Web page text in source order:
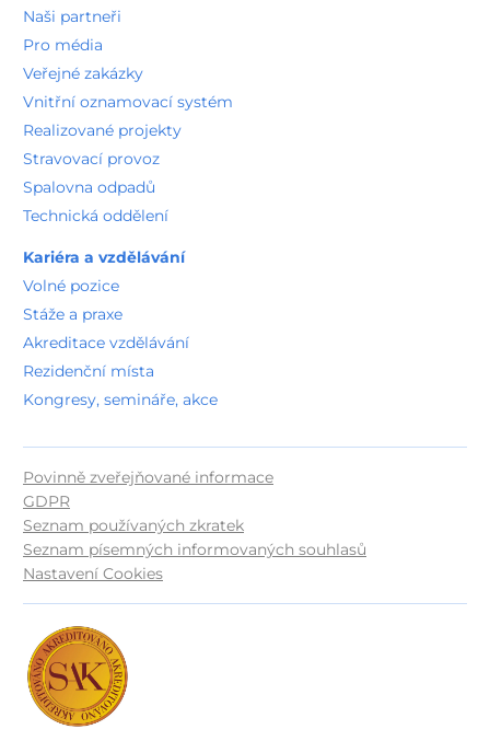
Naši partneři
Pro média
Veřejné zakázky
Vnitřní oznamovací systém
Realizované projekty
Stravovací provoz
Spalovna odpadů
Technická oddělení
Kariéra a vzdělávání
Volné pozice
Stáže a praxe
Akreditace vzdělávání
Rezidenční místa
Kongresy, semináře, akce
Povinně zveřejňované informace
GDPR
Seznam používaných zkratek
Seznam písemných informovaných souhlasů
Nastavení Cookies